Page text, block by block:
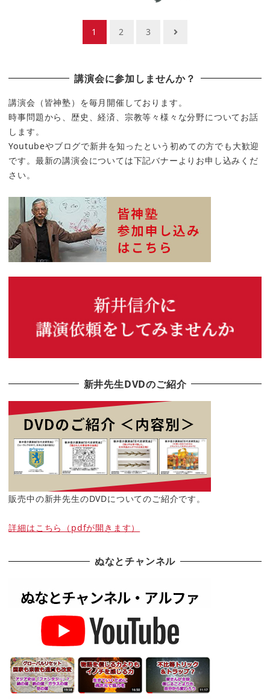
ー
ジ
送
り
1 2 3
講演会に参加しませんか？
講演会（皆神塾）を毎月開催しております。
時事問題から、歴史、経済、宗教等々様々な分野についてお話
します。
Youtubeやブログで新井を知ったという初めての方でも大歓迎
です。最新の講演会については下記バナーよりお申し込みくだ
さい。
新井先生DVDのご紹介
販売中の新井先生のDVDについてのご紹介です。
詳細はこちら（pdfが開きます）
ぬなとチャンネル